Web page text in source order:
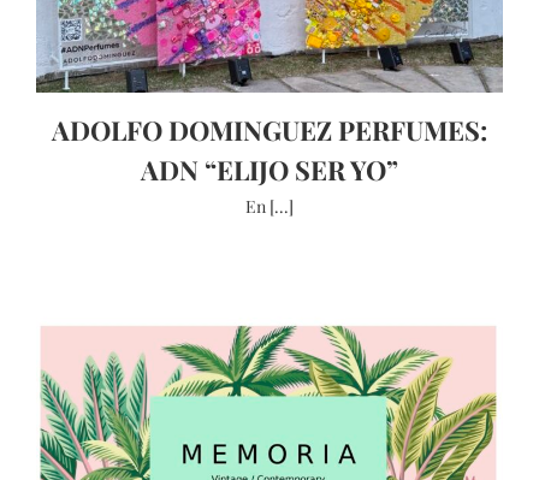
ADOLFO DOMINGUEZ PERFUMES:
ADN “ELIJO SER YO”
En [...]